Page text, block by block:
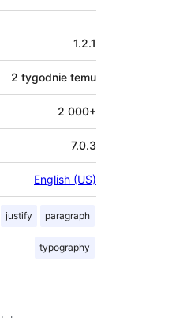
1.2.1
2 tygodnie temu
2 000+
7.0.3
English (US)
justify paragraph
typography